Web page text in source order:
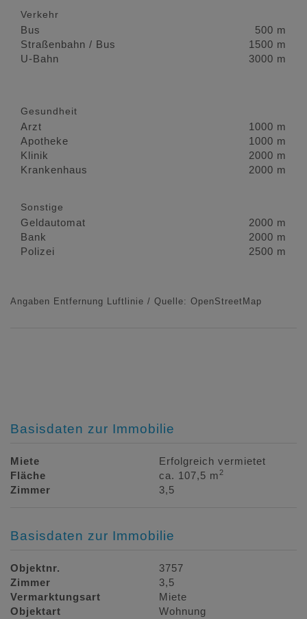
Verkehr
Bus
500 m
Straßenbahn / Bus
1500 m
U-Bahn
3000 m
Gesundheit
Arzt
1000 m
Apotheke
1000 m
Klinik
2000 m
Krankenhaus
2000 m
Sonstige
Geldautomat
2000 m
Bank
2000 m
Polizei
2500 m
Angaben Entfernung Luftlinie / Quelle: OpenStreetMap
Basisdaten zur Immobilie
Miete
Erfolgreich vermietet
Fläche
ca. 107,5 m2
Zimmer 3,5
Basisdaten zur Immobilie
Objektnr.
3757
Zimmer
3,5
Vermarktungsart
Miete
Objektart
Wohnung